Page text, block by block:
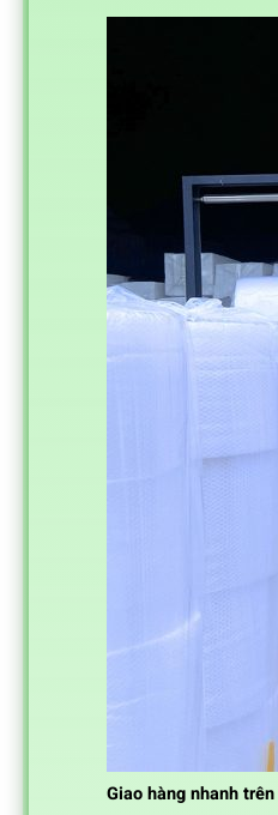
Giao hàng nhanh